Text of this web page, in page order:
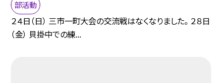
部活動
２４日（日） 三市一町大会の交流戦はなくなりました。 ２８日
（金） 貝掛中での練...